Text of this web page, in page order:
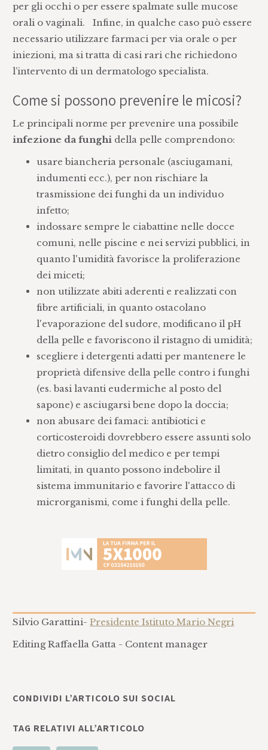
per gli occhi o per essere spalmate sulle mucose
orali o vaginali. Infine, in qualche caso può essere
necessario utilizzare farmaci per via orale o per
iniezioni, ma si tratta di casi rari che richiedono
l’intervento di un dermatologo specialista.
Come si possono prevenire le micosi?
Le principali norme per prevenire una possibile
infezione da funghi della pelle comprendono:
usare biancheria personale (asciugamani,
indumenti ecc.), per non rischiare la
trasmissione dei funghi da un individuo
infetto;
indossare sempre le ciabattine nelle docce
comuni, nelle piscine e nei servizi pubblici, in
quanto l'umidità favorisce la proliferazione
dei miceti;
non utilizzate abiti aderenti e realizzati con
fibre artificiali, in quanto ostacolano
l'evaporazione del sudore, modificano il pH
della pelle e favoriscono il ristagno di umidità;
scegliere i detergenti adatti per mantenere le
proprietà difensive della pelle contro i funghi
(es. basi lavanti eudermiche al posto del
sapone) e asciugarsi bene dopo la doccia;
non abusare dei famaci: antibiotici e
corticosteroidi dovrebbero essere assunti solo
dietro consiglio del medico e per tempi
limitati, in quanto possono indebolire il
sistema immunitario e favorire l'attacco di
microrganismi, come i funghi della pelle.
Silvio Garattini-Presidente Istituto Mario Negri
Editing Raffaella Gatta - Content manager
CONDIVIDI L’ARTICOLO SUI SOCIAL
TAG RELATIVI ALL’ARTICOLO